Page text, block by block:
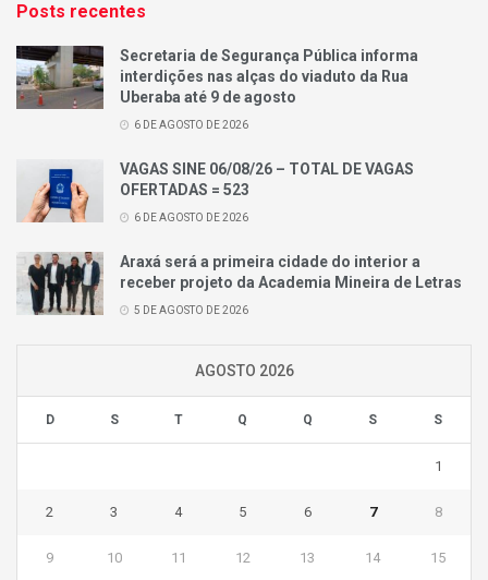
Posts recentes
Secretaria de Segurança Pública informa
interdições nas alças do viaduto da Rua
Uberaba até 9 de agosto
6 DE AGOSTO DE 2026
VAGAS SINE 06/08/26 – TOTAL DE VAGAS
OFERTADAS = 523
6 DE AGOSTO DE 2026
Araxá será a primeira cidade do interior a
receber projeto da Academia Mineira de Letras
5 DE AGOSTO DE 2026
AGOSTO 2026
D S T Q Q S S
1
2 3 4 5 6 7 8
9 10 11 12 13 14 15